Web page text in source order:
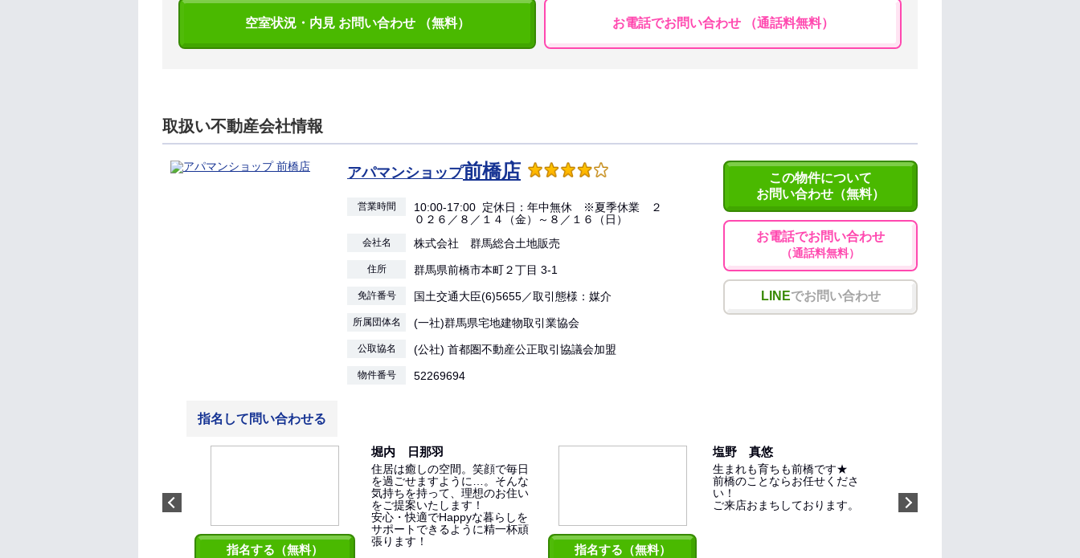
空室状況・内見 お問い合わせ （無料） お電話でお問い合わせ （通話料無料）
取扱い不動産会社情報
アパマンショップ前橋店
営業時間
10:00-17:00 定休日：年中無休 ※夏季休業 ２
０２６／８／１４（金）～８／１６（日）
会社名 株式会社 群馬総合土地販売
住所 群馬県前橋市本町２丁目 3-1
免許番号 国土交通大臣(6)5655／取引態様：媒介
所属団体名 (一社)群馬県宅地建物取引業協会
公取協名 (公社) 首都圏不動産公正取引協議会加盟
物件番号 52269694
この物件について
お問い合わせ（無料）
お電話でお問い合わせ
（通話料無料）
LINEでお問い合わせ
指名して問い合わせる
ありますが、先輩方の指導を受
け早くお客様に最適のお部屋探
指名する（無料）
堀内 日那羽
住居は癒しの空間。笑顔で毎日
を過ごせますように…。そんな
気持ちを持って、理想のお住い
をご提案いたします！
安心・快適でHappyな暮らしを
サポートできるように精一杯頑
張ります！
指名する（無料）
塩野 真悠
生まれも育ちも前橋です★
前橋のことならお任せくださ
い！
ご来店おまちしております。